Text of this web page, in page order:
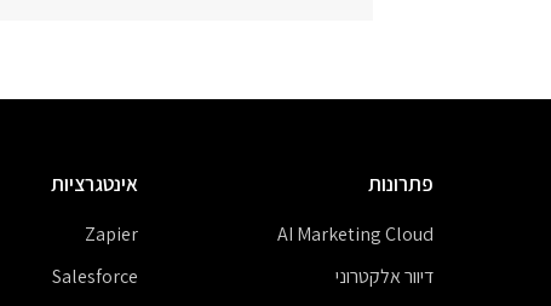
פתרונות
AI Marketing Cloud
דיוור אלקטרוני
אינטגרציות
Zapier
Salesforce